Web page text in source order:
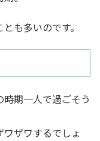
も多いのです。
期一人で過ごそう
ザワするでしょ